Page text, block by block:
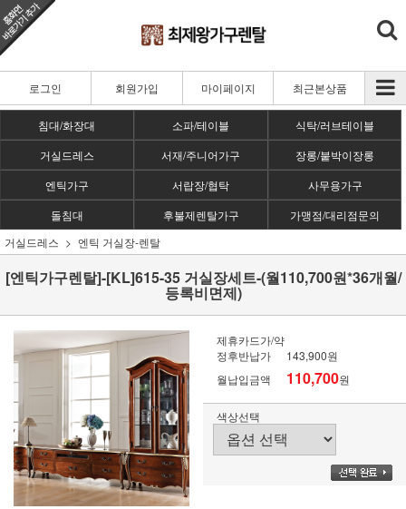
로그인 회원가입 마이페이지 최근본상품
침대/화장대 소파/테이블
식탁/러브테이블
거실드레스
서재/주니어가구
장롱/붙박이장롱
엔틱가구
서랍장/협탁
사무용가구
돌침대
후불제렌탈가구
가맹점/대리점문의
거실드레스
엔틱 거실장-렌탈
[엔틱가구렌탈]-[KL]615-35 거실장세트-(월110,700원*36개월/
등록비면제)
제휴카드가/약
정후반납가
143,900원
월납입금액
110,700원
색상선택